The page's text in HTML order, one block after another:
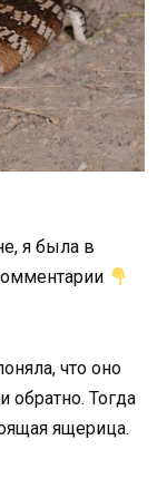
я была в
что оно
обратно. Тогда
ящерица.